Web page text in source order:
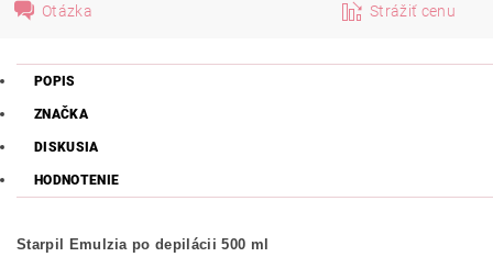
Otázka Strážiť cenu
POPIS
ZNAČKA
DISKUSIA
HODNOTENIE
Starpil Emulzia po depilácii 500 ml